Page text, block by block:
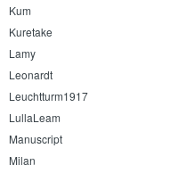
Kum
Kuretake
Lamy
Leonardt
Leuchtturm1917
LullaLeam
Manuscript
Milan
Limited Edition